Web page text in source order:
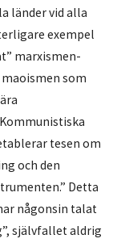
länder vid alla
exempel
marxismen-
som
tesen om
och den
Detta
någonsin talat
självfallet aldrig